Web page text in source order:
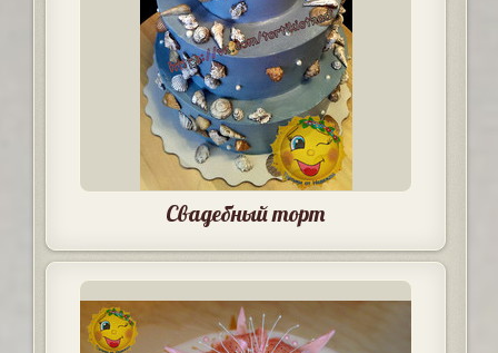
Свадебный торт